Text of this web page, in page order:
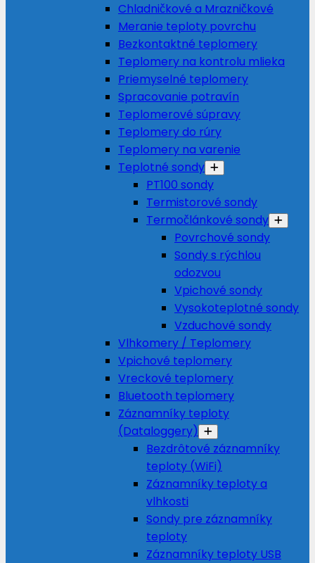
Chladničkové a Mrazničkové
Meranie teploty povrchu
Bezkontaktné teplomery
Teplomery na kontrolu mlieka
Priemyselné teplomery
Spracovanie potravín
Teplomerové súpravy
Teplomery do rúry
Teplomery na varenie
Teplotné sondy
PT100 sondy
Termistorové sondy
Termočlánkové sondy
Povrchové sondy
Sondy s rýchlou
odozvou
Vpichové sondy
Vysokoteplotné sondy
Vzduchové sondy
Vlhkomery / Teplomery
Vpichové teplomery
Vreckové teplomery
Bluetooth teplomery
Záznamníky teploty
(Dataloggery)
Bezdrôtové záznamníky
teploty (WiFi)
Záznamníky teploty a
vlhkosti
Sondy pre záznamníky
teploty
Záznamníky teploty USB